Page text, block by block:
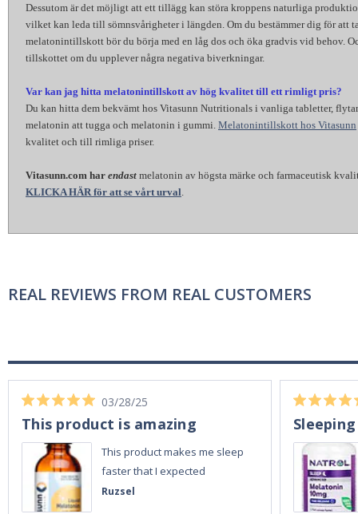
Dessutom är det möjligt att ett tillägg kan störa kroppens naturliga
vilket kan leda till sömnsvårigheter i längden. Om du bestämmer dig för att
melatonintillskott bör du börja med en låg dos och öka gradvis vid behov.
tillskottet om du upplever några negativa biverkningar.
Var kan jag hitta melatonintillskott av hög kvalitet till ett rimligt pris?
Du kan hitta dem bekvämt hos Vitasunn Nutritionals i vanliga tabletter,
melatonin att tugga och melatonin i gummi. Melatonintillskott hos Vitasunn
kvalitet och till rimliga priser.
Vitasunn.com har endast melatonin av högsta märke och farmaceutisk
KLICKA HÄR för att se vårt urval
REAL REVIEWS FROM REAL CUSTOMERS
Ruzsel
03/28/25
This product is amazing
This product makes me sleep
faster that I expected